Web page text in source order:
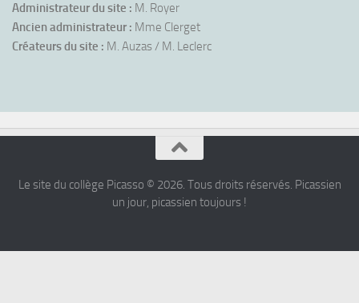
Administrateur du site : M. Royer
Ancien administrateur : Mme Clerget
Créateurs du site : M. Auzas / M. Leclerc
Le site du collège Picasso © 2026. Tous droits réservés. Picassien
un jour, picassien toujours !